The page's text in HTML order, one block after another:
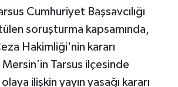
Cumhuriyet Başsavcılığı
soruşturma kapsamında,
Hakimliği'nin kararı
Tarsus ilçesinde
ilişkin yayın yasağı kararı